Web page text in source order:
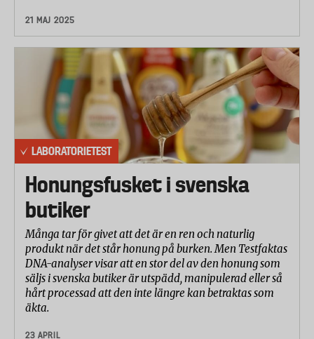
21 MAJ 2025
LABORATORIETEST
Honungsfusket i svenska
butiker
Många tar för givet att det är en ren och naturlig
produkt när det står honung på burken. Men Testfaktas
DNA-analyser visar att en stor del av den honung som
säljs i svenska butiker är utspädd, manipulerad eller så
hårt processad att den inte längre kan betraktas som
äkta.
23 APRIL